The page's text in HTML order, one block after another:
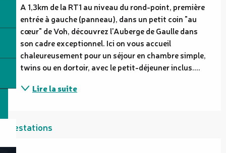
A 1,3km de la RT1 au niveau du rond-point, première
entrée à gauche (panneau), dans un petit coin "au
cœur" de Voh, découvrez l'Auberge de Gaulle dans
son cadre exceptionnel. Ici on vous accueil
chaleureusement pour un séjour en chambre simple,
twins ou en dortoir, avec le petit-déjeuner inclus....
Lire la suite
Prestations